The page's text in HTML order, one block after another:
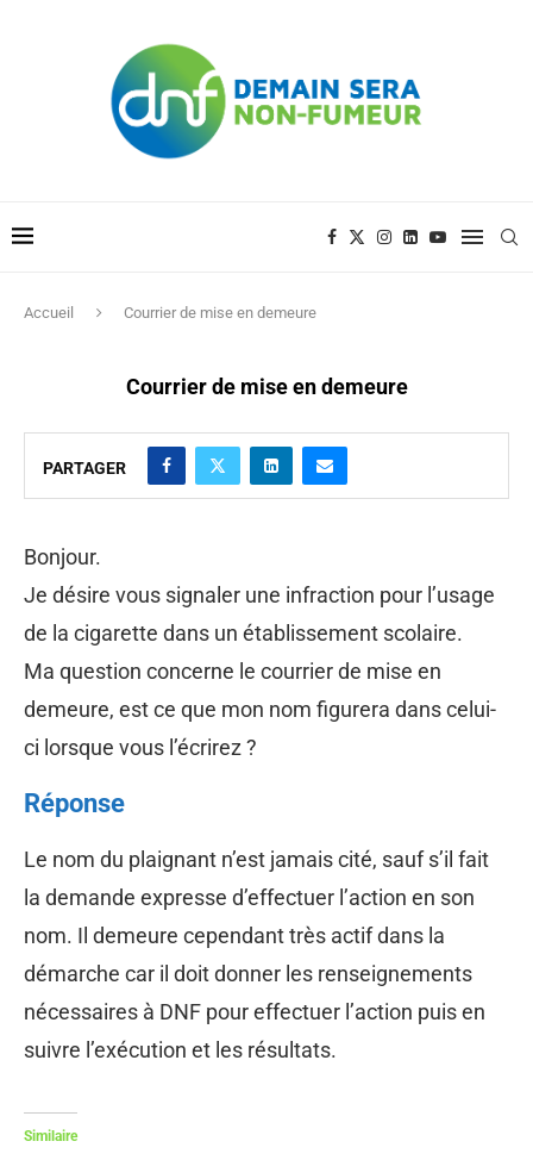
Accueil Courrier de mise en demeure
Courrier de mise en demeure
PARTAGER
Bonjour.
Je désire vous signaler une infraction pour l’usage
de la cigarette dans un établissement scolaire.
Ma question concerne le courrier de mise en
demeure, est ce que mon nom figurera dans celui-
ci lorsque vous l’écrirez ?
Réponse
Le nom du plaignant n’est jamais cité, sauf s’il fait
la demande expresse d’effectuer l’action en son
nom. Il demeure cependant très actif dans la
démarche car il doit donner les renseignements
nécessaires à DNF pour effectuer l’action puis en
suivre l’exécution et les résultats.
Similaire